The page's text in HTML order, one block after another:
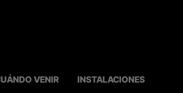
VENIR INSTALACIONES